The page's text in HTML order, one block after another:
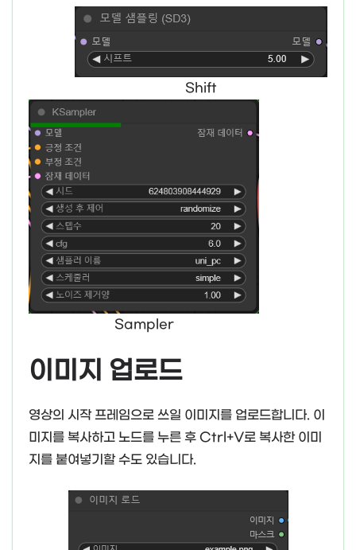
Shift
Sampler
이미지 업로드
영상의 시작 프레임으로 쓰일 이미지를 업로드합니다. 이
미지를 복사하고 노드를 누른 후 Ctrl+V로 복사한 이미
지를 붙여넣기할 수도 있습니다.